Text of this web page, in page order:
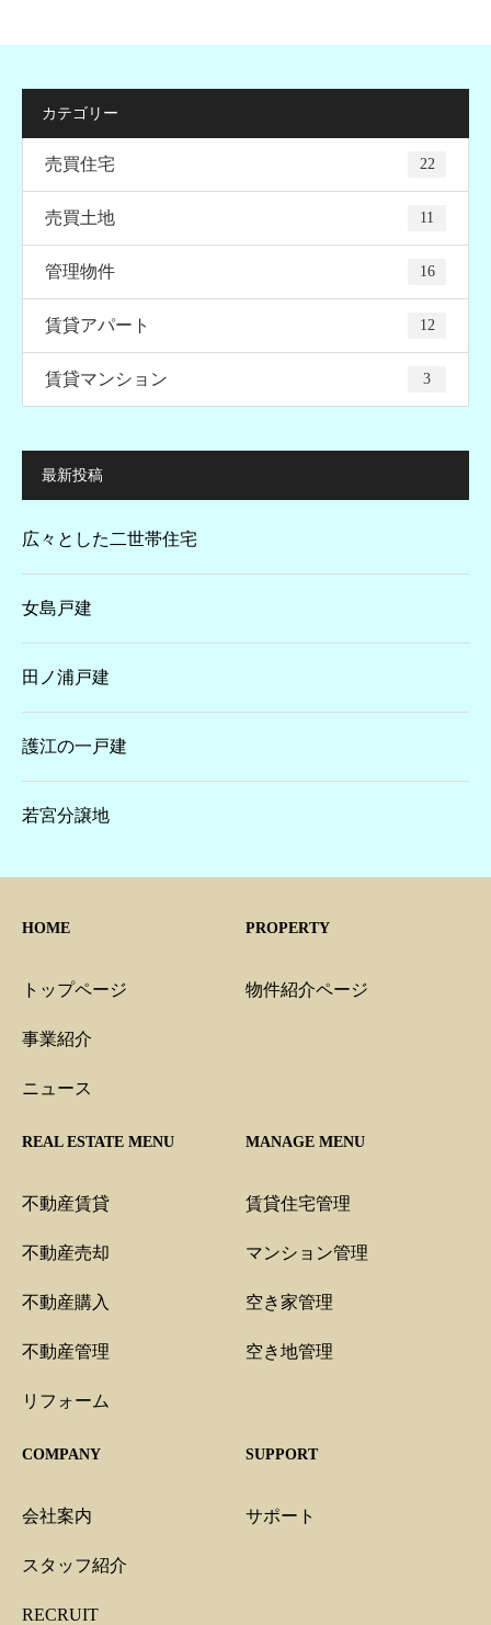
カテゴリー
売買住宅 22
売買土地 11
管理物件 16
賃貸アパート 12
賃貸マンション 3
最新投稿
広々とした二世帯住宅
女島戸建
田ノ浦戸建
護江の一戸建
若宮分譲地
HOME
トップページ
事業紹介
ニュース
PROPERTY
物件紹介ページ
REAL ESTATE MENU
不動産賃貸
不動産売却
不動産購入
不動産管理
リフォーム
MANAGE MENU
賃貸住宅管理
マンション管理
空き家管理
空き地管理
COMPANY
会社案内
スタッフ紹介
RECRUIT
SUPPORT
サポート